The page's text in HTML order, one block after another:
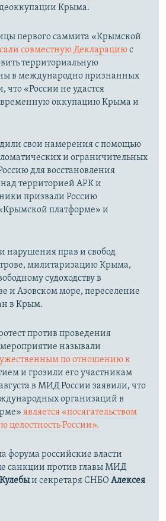
Крыма.
первого саммита «Крымской
совместную Декларациюс
территориальную
в международно признанных
что «России не удастся
временную оккупацию Крыма и
свои намерения с помощью
и ограничительных
для восстановления
территорией АРК и
призвали Россию
платформе» и
нарушения прав и свобод
милитаризацию Крыма,
судоходству в
и Азовском море, переселение
в Крым.
против проведения
называли
по отношению к
и грозили его участникам
в МИД России заявили, что
организаций в
является «посягательством
целостность России».
форума российские власти
санкции против главы МИД
и секретаря СНБО Алексея